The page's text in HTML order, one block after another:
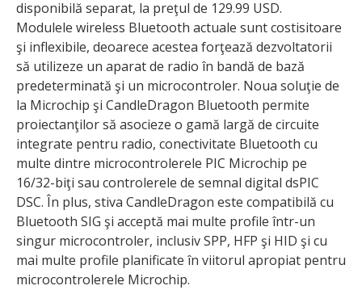
disponibilă separat, la preţul de 129.99 USD.
Modulele wireless Bluetooth actuale sunt costisitoare
şi inflexibile, deoarece acestea forţează dezvoltatorii
să utilizeze un aparat de radio în bandă de bază
predeterminată şi un microcontroler. Noua soluţie de
la Microchip şi CandleDragon Bluetooth permite
proiectanţilor să asocieze o gamă largă de circuite
integrate pentru radio, conectivitate Bluetooth cu
multe dintre microcontrolerele PIC Microchip pe
16/32-biţi sau controlerele de semnal digital dsPIC
DSC. În plus, stiva CandleDragon este compatibilă cu
Bluetooth SIG şi acceptă mai multe profile într-un
singur microcontroler, inclusiv SPP, HFP şi HID şi cu
mai multe profile planificate în viitorul apropiat pentru
microcontrolerele Microchip.